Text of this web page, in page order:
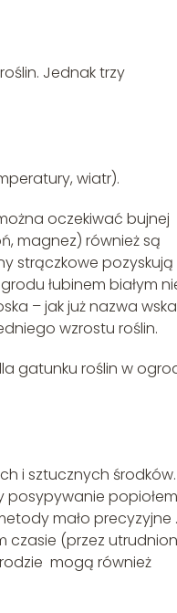
Jednak trzy
wiatr).
oczekiwać bujnej
magnez) również są
strączkowe pozyskują
łubinem białym
– jak już nazwa
wzrostu roślin.
gatunku roślin w
i sztucznych środków.
posypywanie
mało precyzyjne .
czasie (przez
mogą również